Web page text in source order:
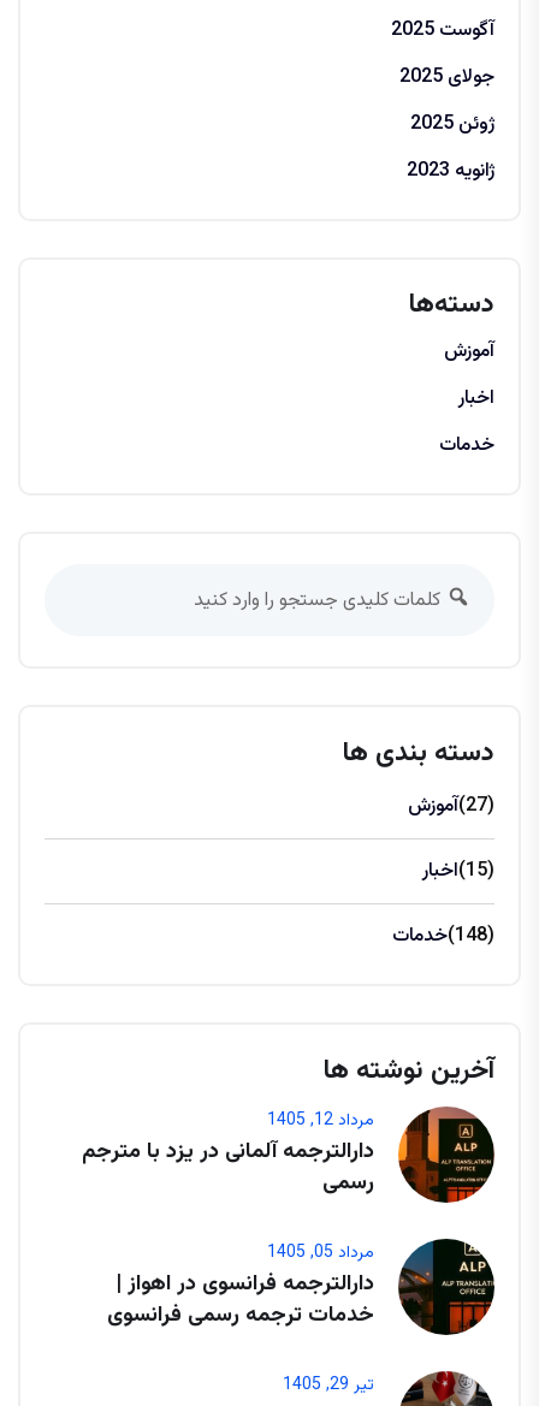
آگوست 2025
جولای 2025
ژوئن 2025
ژانویه 2023
دسته‌ها
آموزش
اخبار
خدمات
دسته بندی ها
آموزش (27)
اخبار (15)
خدمات (148)
آخرین نوشته ها
مرداد 12, 1405
دارالترجمه آلمانی در یزد با مترجم
رسمی
مرداد 05, 1405
دارالترجمه فرانسوی در اهواز |
خدمات ترجمه رسمی فرانسوی
تیر 29, 1405